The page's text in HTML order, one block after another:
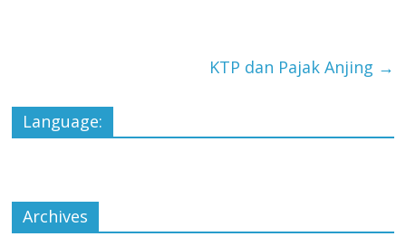
KTP dan Pajak Anjing →
Language:
Archives